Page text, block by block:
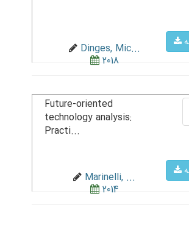
Dinges, Mic...
2018
Future-oriented
technology analysis:
Practi...
Marinelli, ...
2014